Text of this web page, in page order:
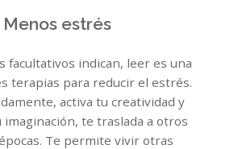
Menos estrés
facultativos indican, leer es una
terapias para reducir el estrés.
activa tu creatividad y
te traslada a otros
Te permite vivir otras